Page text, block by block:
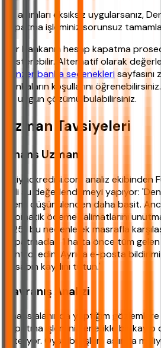
Bu adımları eksiksiz uygularsanız,
kapatma işleminiz sorunsuz
Her bankanın hesap kapatma
gösterebilir. Alternatif olarak
benzer banka seçenekleri
bankaların koşullarını
en uygun çözümü bulabilirsiniz.
Uzman Tavsiyeleri
Finans Uzmanı
İhtiyackredisi.com analiz ekibinden
ilgili şu değerlendirmeyi yapıyor:
işlemi düşünülenden daha basit.
otomatik ödeme talimatlarını
%25'i bu nedenle ek masrafla
kapatmadan 1 hafta önce tüm
kontrol edin. Ayrıca e-posta
hesabın kaydını tutun.'
Davranış Analizi
Finans alanında yaptığım
kapatma işlemini genellikle bir kayıp
erteliyor. Oysa bu işlem aslında